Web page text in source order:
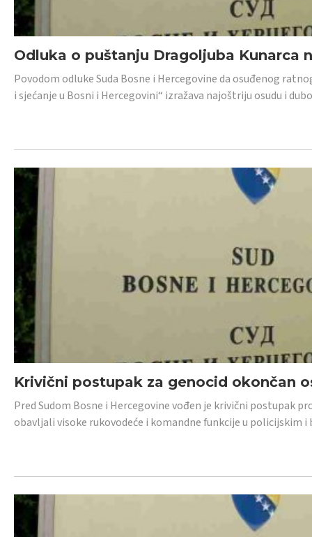
Odluka o puštanju Dragoljuba Kunarca
Povodom odluke Suda Bosne i Hercegovine da osuđenog
i sjećanje u Bosni i Hercegovini“ izražava najoštriju osudu i
Krivični postupak za genocid okončan
Pred Sudom Bosne i Hercegovine vođen je krivični postupak
obavljali visoke rukovodeće i komandne funkcije u policijskim